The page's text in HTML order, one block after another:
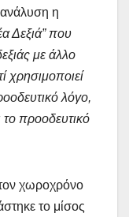
η
Δεξιά” που
με άλλο
χρησιμοποιεί
λόγο,
προοδευτικό
χωροχρόνο
το μίσος